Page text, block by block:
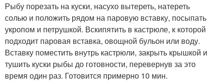
Рыбу порезать на куски, насухо вытереть, натереть
солью и положить рядом на паровую вставку, посыпать
укропом и петрушкой. Вскипятить в кастрюле, к которой
подходит паровая вставка, овощной бульон или воду.
Вставку поместить внутрь кастрюли, закрыть крышкой и
тушить куски рыбы до готовности, перевернув за это
время один раз. Готовится примерно 10 мин.